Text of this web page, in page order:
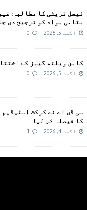
فیصل قریشی کا مطالبہ:
مقامی مواد کو ترجیح دی
اگست 5, 2026 0
کامن ویلتھ گیمز کے اختتام
اگست 5, 2026 0
سی ڈی اے نے کرکٹ
کا فیصلہ کر لیا
اگست 4, 2026 1